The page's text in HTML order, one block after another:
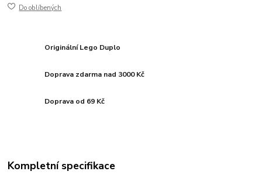
Do oblíbených
Originální Lego Duplo
Doprava zdarma nad 3000 Kč
Doprava od 69 Kč
Kompletní specifikace